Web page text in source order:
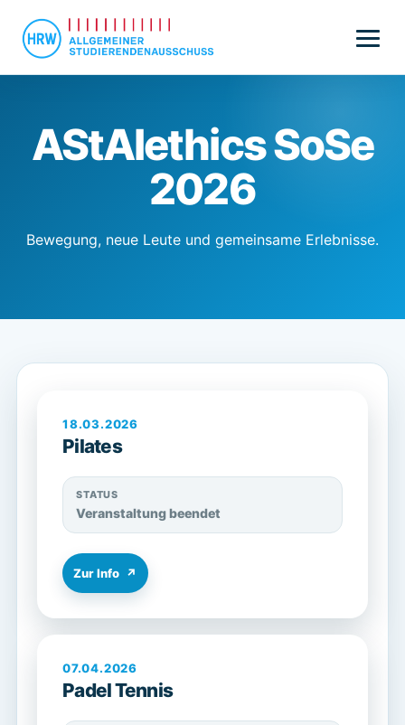
AStAlethics SoSe
2026
Bewegung, neue Leute und gemeinsame Erlebnisse.
18.03.2026
Pilates
STATUS
Veranstaltung beendet
Zur Info ↗
07.04.2026
Padel Tennis